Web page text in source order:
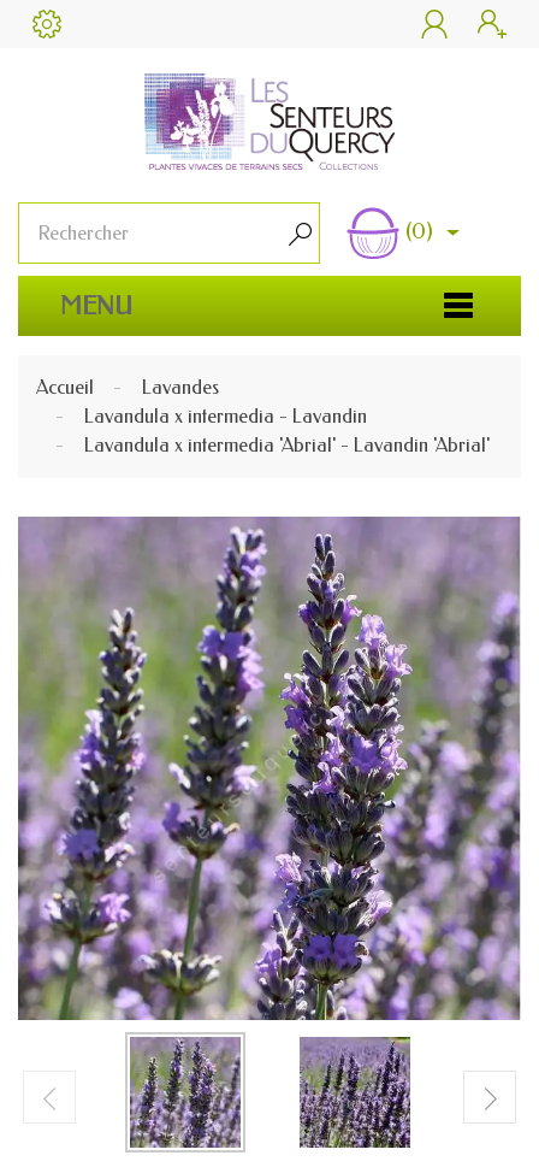
 
 (0)
MENU
Accueil
Lavandes
Lavandula x intermedia - Lavandin
Lavandula x intermedia 'Abrial' - Lavandin 'Abrial'